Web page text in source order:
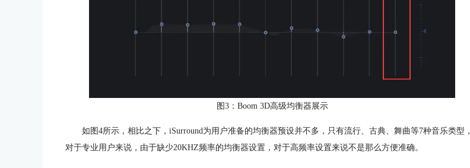
图3：Boom 3D高级均衡器展示
如图4所示，相比之下，iSurround为用户准备的均衡器预设并不多，只有流行、古典、舞曲等7种音乐类型，
对于专业用户来说，由于缺少20KHZ频率的均衡器设置，对于高频率设置来说不是那么方便准确。